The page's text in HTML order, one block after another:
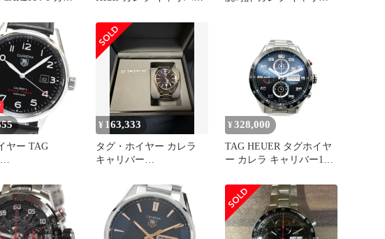
デイト 自動巻
_968966
属
WAR201C.BA0723【中
ヤー TAG
ー5 ドライブタ
動巻き メンズ
¥ 163,333
タグ・ホイヤー カレラ
キャリバー
¥ 328,000
TAG HEUER タグホイヤ
ー カレラ キャリバー16
CV2A1R.BA0799 メンズ
ステンレススチール シル
バー ブラック 中古